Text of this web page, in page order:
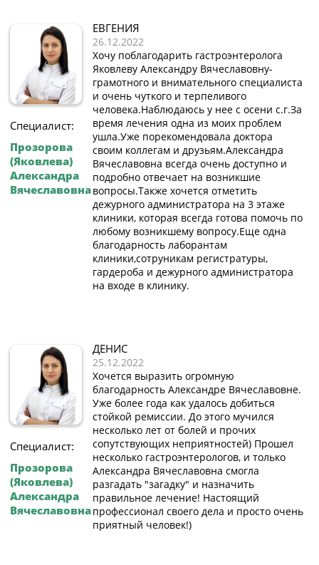
Специалист:
Прозорова
(Яковлева)
Александра
Вячеславовна
ЕВГЕНИЯ
26.12.2022
Хочу поблагодарить гастроэнтеролога
Яковлеву Александру Вячеславовну-
грамотного и внимательного специалиста
и очень чуткого и терпеливого
человека.Наблюдаюсь у нее с осени с.г.За
время лечения одна из моих проблем
ушла.Уже порекомендовала доктора
своим коллегам и друзьям.Александра
Вячеславовна всегда очень доступно и
подробно отвечает на возникшие
вопросы.Также хочется отметить
дежурного администратора на 3 этаже
клиники, которая всегда готова помочь по
любому возникшему вопросу.Еще одна
благодарность лаборантам
клиники,сотруникам регистратуры,
гардероба и дежурного администратора
на входе в клинику.
Специалист:
Прозорова
(Яковлева)
Александра
Вячеславовна
ДЕНИС
25.12.2022
Хочется выразить огромную
благодарность Александре Вячеславовне.
Уже более года как удалось добиться
стойкой ремиссии. До этого мучился
несколько лет от болей и прочих
сопутствующих неприятностей) Прошел
несколько гастроэнтерологов, и только
Александра Вячеславовна смогла
разгадать "загадку" и назначить
правильное лечение! Настоящий
профессионал своего дела и просто очень
приятный человек!)